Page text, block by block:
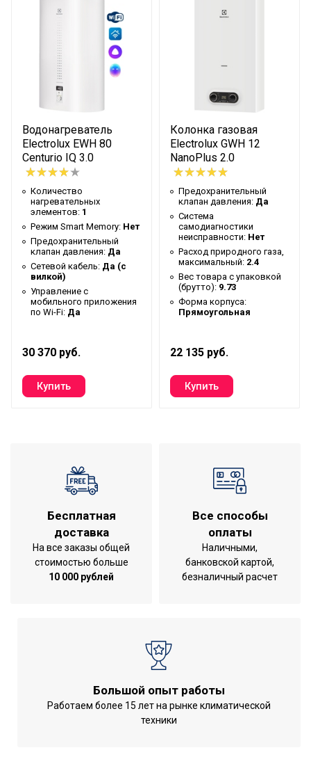
Предохранительный
клапан давления
Сетевой кабель
Управление c
мобильного приложения
по Wi-Fi
Система
самодиагностики
неисправности
Нет
Тип термостата
Электронный
Инверторная технология
Нет
Вес товара с упаковкой
(брутто)
23.7
Демо режим
Нет
Форма корпуса
Прямоугольная
Мин. температура воды
Высота упаковки товара
61.5
Время нагрева воды от
10°С до 75°С
180
душа (при среднем
расходе)
Гарантийный документ
Гарантийный талон
Глубина упаковки товара
Гарантия на внутренний
1/2
Ширина упаковки товара
Поворот дисплея
Нет
Водонагреватель
Electrolux EWH 80
Centurio IQ 3.0
Количество
нагревательных
элементов: 1
Режим Smart Memory: Нет
Предохранительный
клапан давления: Да
Сетевой кабель: Да (с
вилкой)
Управление c
мобильного приложения
по Wi-Fi: Да
30 370 руб.
Колонка газовая
Electrolux GWH 12
NanoPlus 2.0
Предохранительный
клапан давления: Да
Система
самодиагностики
неисправности: Нет
Расход природного газа,
максимальный: 2.4
Вес товара с упаковкой
(брутто): 9.73
Форма корпуса:
Прямоугольная
22 135 руб.
Бесплатная
доставка
На все заказы общей
стоимостью больше
10 000 рублей
Все способы
оплаты
Наличными,
банковской картой,
безналичный расчет
Большой опыт работы
Работаем более 15 лет на рынке климатической
техники